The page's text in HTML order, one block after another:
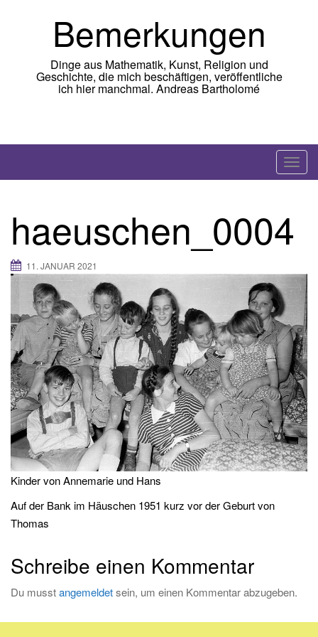
Bemerkungen
Dinge aus Mathematik, Kunst, Religion und
Geschichte, die mich beschäftigen, veröffentliche
ich hier manchmal. Andreas Bartholomé
T
o
l
n
a
i
g
a
t
i
o
n
haeuschen_0004
11. JANUAR 2021
Kinder von Annemarie und Hans
Auf der Bank im Häuschen 1951 kurz vor der Geburt von
Thomas
Schreibe einen Kommentar
Du musstangemeldetsein, um einen Kommentar abzugeben.